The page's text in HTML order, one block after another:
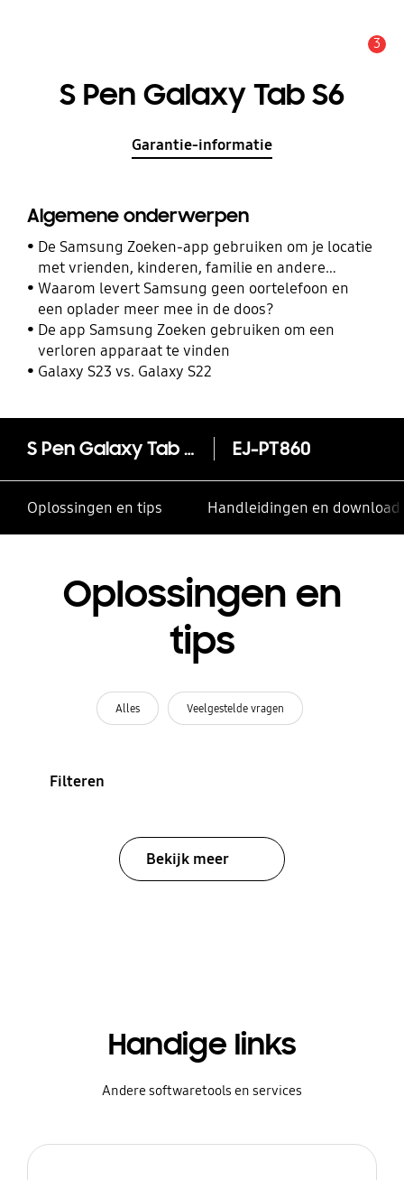
3
S Pen Galaxy Tab S6
Garantie-informatie
Algemene onderwerpen
De Samsung Zoeken-app gebruiken om je locatie
met vrienden, kinderen, familie en andere
contacten te delen
Waarom levert Samsung geen oortelefoon en
een oplader meer mee in de doos?
De app Samsung Zoeken gebruiken om een
verloren apparaat te vinden
Galaxy S23 vs. Galaxy S22
S Pen Galaxy Tab S6 EJ-PT860
Oplossingen en tips Handleidingen en
Oplossingen en
tips
Alles Veelgestelde vragen
Filteren
Bekijk meer
Handige links
Andere softwaretools en services